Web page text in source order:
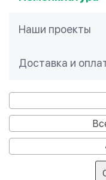
Наши проекты
Доставка и